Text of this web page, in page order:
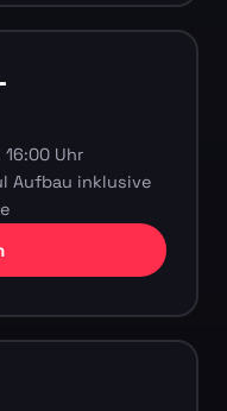
Uhr
Aufbau inklusive